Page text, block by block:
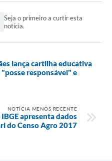
Seja o primeiro a curtir esta
notícia.
lança cartilha educativa
responsável" e
NOTÍCIA MENOS RECENTE
apresenta dados
do Censo Agro 2017